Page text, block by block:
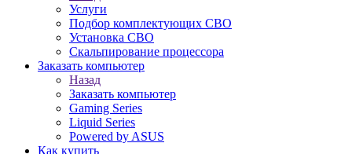
Услуги
Подбор комплектующих СВО
Установка СВО
Скальпирование процессора
Заказать компьютер
Назад
Заказать компьютер
Gaming Series
Liquid Series
Powered by ASUS
Как купить